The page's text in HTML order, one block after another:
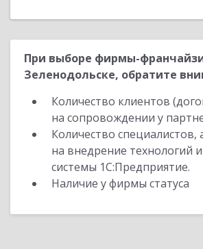
При выборе фирмы-
Зеленодольске, обратите
Количество клиентов
на сопровождении у
Количество специалистов,
на внедрение технологий
системы 1С:Предприятие.
Наличие у фирмы статуса